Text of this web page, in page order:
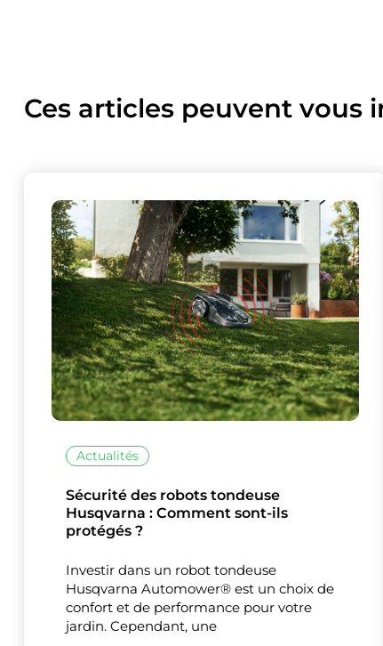
Ce site
Ces articles peuvent vous
Actualités
Sécurité des robots tondeuse
Husqvarna : Comment sont-ils
protégés ?
Investir dans un robot tondeuse
Husqvarna Automower® est un choix de
confort et de performance pour votre
jardin. Cependant, une